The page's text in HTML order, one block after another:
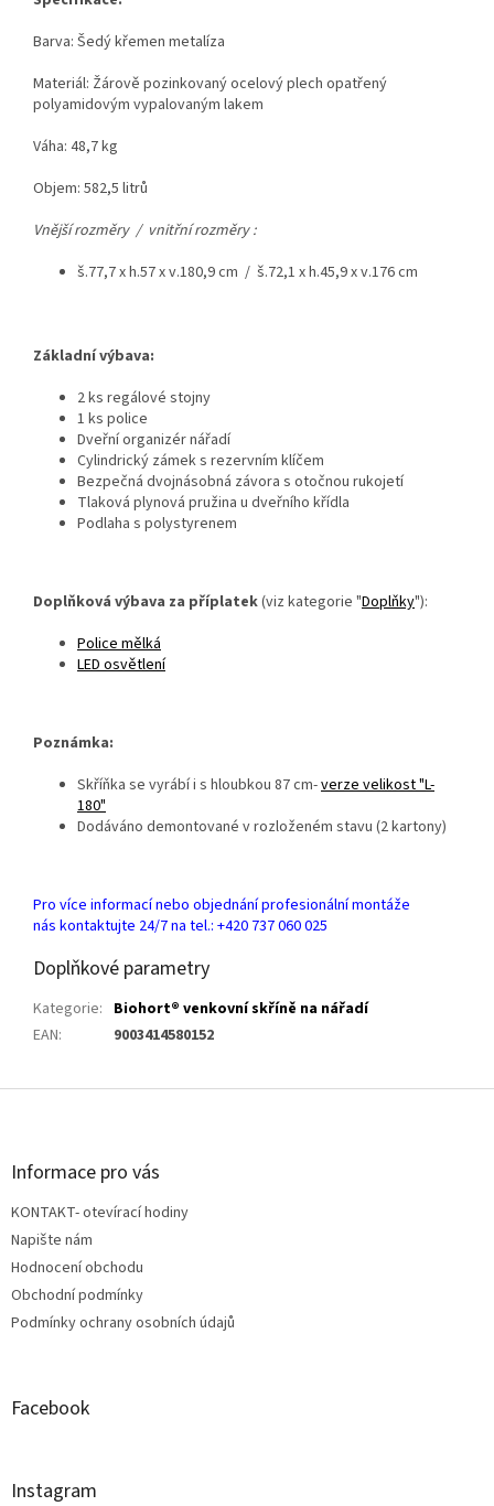
Barva: Šedý křemen metalíza
Materiál: Žárově pozinkovaný ocelový plech opatřený
polyamidovým vypalovaným lakem
Váha: 48,7 kg
Objem: 582,5 litrů
Vnější rozměry / vnitřní rozměry :
š.77,7 x h.57 x v.180,9 cm / š.72,1 x h.45,9 x v.176 cm
Základní výbava:
2 ks regálové stojny
1 ks police
Dveřní organizér nářadí
Cylindrický zámek s rezervním klíčem
Bezpečná dvojnásobná závora s otočnou rukojetí
Tlaková plynová pružina u dveřního křídla
Podlaha s polystyrenem
Doplňková výbava za příplatek(viz kategorie "Doplňky"):
Police mělká
LED osvětlení
Poznámka:
Skříňka se vyrábí i s hloubkou 87 cm-verze velikost "L-
180"
Dodáváno demontované v rozloženém stavu (2 kartony)
Pro více informací nebo objednání profesionální montáže
nás kontaktujte 24/7 na tel.: +420 737 060 025
Doplňkové parametry
Kategorie: Biohort® venkovní skříně na nářadí
EAN: 9003414580152
Z
Informace pro vás
KONTAKT- otevírací hodiny
Napište nám
Hodnocení obchodu
Obchodní podmínky
Podmínky ochrany osobních údajů
Facebook
Instagram